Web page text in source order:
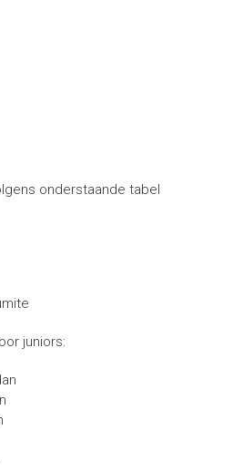
onderstaande tabel
juniors: